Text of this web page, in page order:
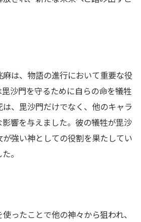
は、物語の進行において重要な役
沙門を守るために自らの命を犠牲
、毘沙門だけでなく、他のキャラ
響を与えました。彼の犠牲が毘沙
強い神としての役割を果たしてい
。
ったことで他の神々から狙われ、